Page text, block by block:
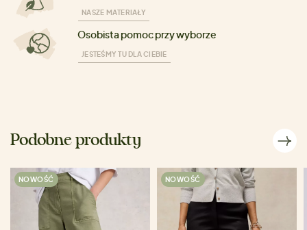
NASZE MATERIAŁY
Osobista pomoc przy wyborze
JESTEŚMY TU DLA CIEBIE
Podobne produkty
NOWOŚĆ NOWOŚĆ